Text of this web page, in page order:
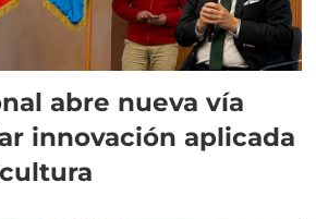
abre nueva vía
innovación aplicada